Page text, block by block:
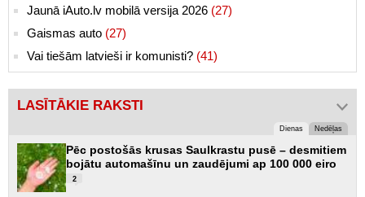
Jaunā iAuto.lv mobilā versija 2026 (27)
Gaismas auto (27)
Vai tiešām latvieši ir komunisti? (41)
LASĪTĀKIE RAKSTI
Dienas Nedēļas
Pēc postošās krusas Saulkrastu pusē – desmitiem
bojātu automašīnu un zaudējumi ap 100 000 eiro
2